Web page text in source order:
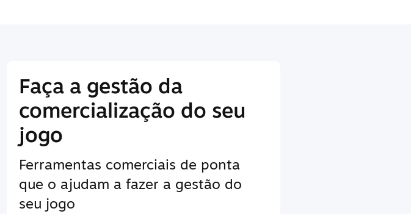
Faça a gestão da
comercialização do seu
jogo
Ferramentas comerciais de ponta
que o ajudam a fazer a gestão do
seu jogo